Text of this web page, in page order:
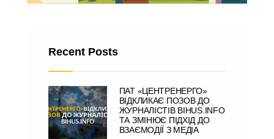
Recent Posts
ПАТ «ЦЕНТРЕНЕРГО»
ВІДКЛИКАЄ ПОЗОВ ДО
ЖУРНАЛІСТІВ BIHUS.INFO
ТА ЗМІНЮЄ ПІДХІД ДО
ВЗАЄМОДІЇ З МЕДІА